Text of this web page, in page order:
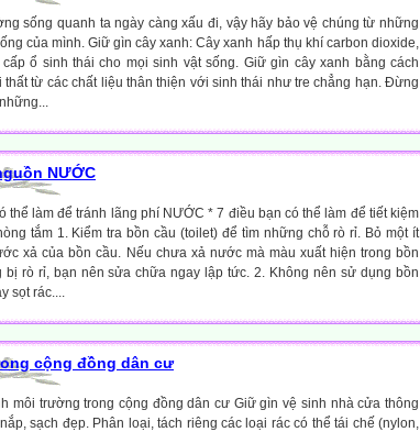
sống quanh ta ngày càng xấu đi, vậy hãy bảo vệ chúng từ những
của mình. Giữ gìn cây xanh: Cây xanh hấp thụ khí carbon dioxide,
ổ sinh thái cho mọi sinh vật sống. Giữ gìn cây xanh bằng cách
thất từ các chất liệu thân thiện với sinh thái như tre chẳng hạn. Đừng
NƯỚC
thể làm để tránh lãng phí NƯỚC * 7 điều bạn có thể làm để tiết kiệm
tắm 1. Kiểm tra bồn cầu (toilet) để tìm những chỗ rò rỉ. Bỏ một ít
xả của bồn cầu. Nếu chưa xả nước mà màu xuất hiện trong bồn
rò rỉ, bạn nên sửa chữa ngay lập tức. 2. Không nên sử dụng bồn
sọt rác....
cộng đồng dân cư
môi trường trong cộng đồng dân cư Giữ gìn vệ sinh nhà cửa thông
sạch đẹp. Phân loại, tách riêng các loại rác có thể tái chế (nylon,